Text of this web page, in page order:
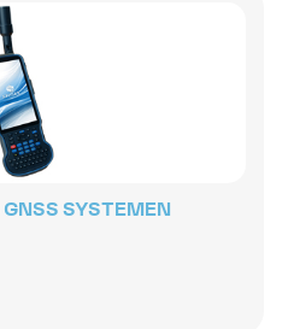
GNSS SYSTEMEN